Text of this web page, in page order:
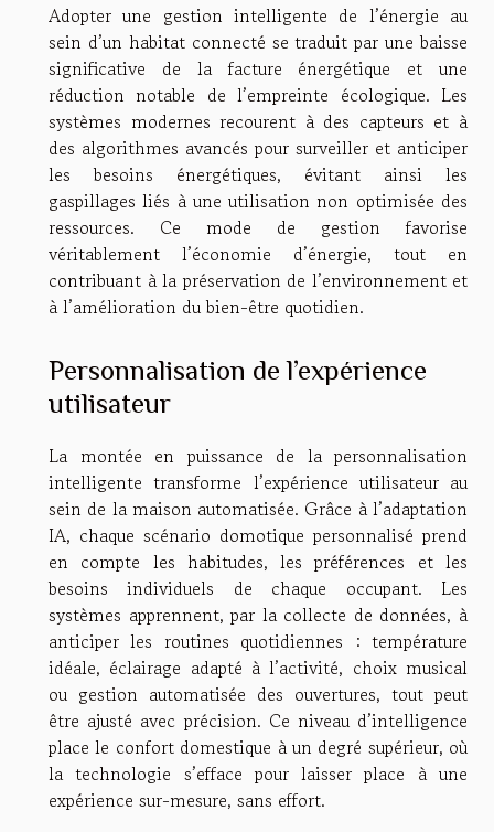
Adopter une gestion intelligente de l’énergie au
sein d’un habitat connecté se traduit par une baisse
significative de la facture énergétique et une
réduction notable de l’empreinte écologique. Les
systèmes modernes recourent à des capteurs et à
des algorithmes avancés pour surveiller et anticiper
les besoins énergétiques, évitant ainsi les
gaspillages liés à une utilisation non optimisée des
ressources. Ce mode de gestion favorise
véritablement l’économie d’énergie, tout en
contribuant à la préservation de l’environnement et
à l’amélioration du bien-être quotidien.
Personnalisation de l’expérience
utilisateur
La montée en puissance de la personnalisation
intelligente transforme l’expérience utilisateur au
sein de la maison automatisée. Grâce à l’adaptation
IA, chaque scénario domotique personnalisé prend
en compte les habitudes, les préférences et les
besoins individuels de chaque occupant. Les
systèmes apprennent, par la collecte de données, à
anticiper les routines quotidiennes : température
idéale, éclairage adapté à l’activité, choix musical
ou gestion automatisée des ouvertures, tout peut
être ajusté avec précision. Ce niveau d’intelligence
place le confort domestique à un degré supérieur, où
la technologie s’efface pour laisser place à une
expérience sur-mesure, sans effort.